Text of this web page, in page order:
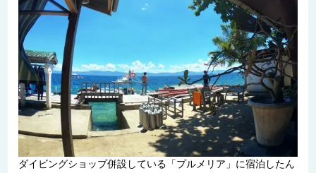
ダイビングショップ併設している「プルメリア」に宿泊したん